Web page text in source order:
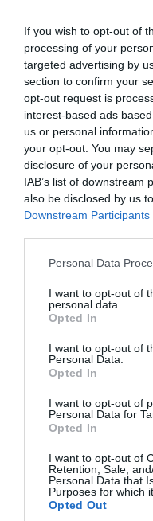
If you wish to opt-out of
processing of your
targeted advertising by
section to confirm your
opt-out request is
interest-based ads
us or personal
your opt-out. You may
disclosure of your
IAB’s list of downstream
also be disclosed by us
Downstream Participants
Please note that this
not limited to your visit
grant or deny consent to
use your data for below
consent section.
Personal Data
I want to opt-out of
personal data.
Opted In
I want to opt-out of
Personal Data.
Opted In
I want to opt-out of
Personal Data for
Opted In
I want to opt-out of
Retention, Sale,
Personal Data that
Purposes for which
Opted Out
08.08.2026 | 09:02
«Η απόλυτη
του Αρκά για τα
08.08.2026 | 09:02
«Η απόλυτη
του Αρκά για τα